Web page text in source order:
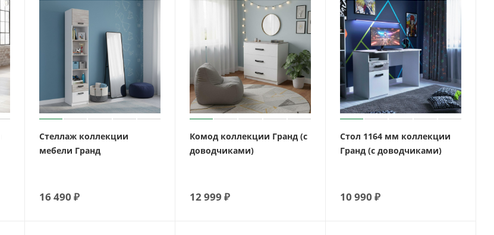
Стеллаж коллекции
мебели Гранд
16 490 ₽
Комод коллекции Гранд (с
доводчиками)
12 999 ₽
Стол 1164 мм коллекции
Гранд (с доводчиками)
10 990 ₽